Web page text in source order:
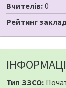
Вчителів:0
Рейтинг
Тип ЗЗСО: